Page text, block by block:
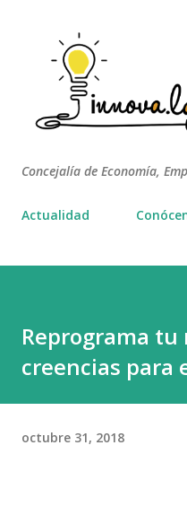
Concejalía de Economía,
Actualidad
Reprograma
creencias para
octubre 31, 2018